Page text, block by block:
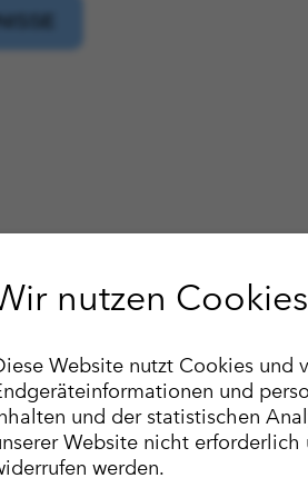
nutzen
Website nutzt Cookies und
und
und der statistischen
Website nicht
werden.
Essenziell
cookie_optin
SgCookieOptin.lastPreferences